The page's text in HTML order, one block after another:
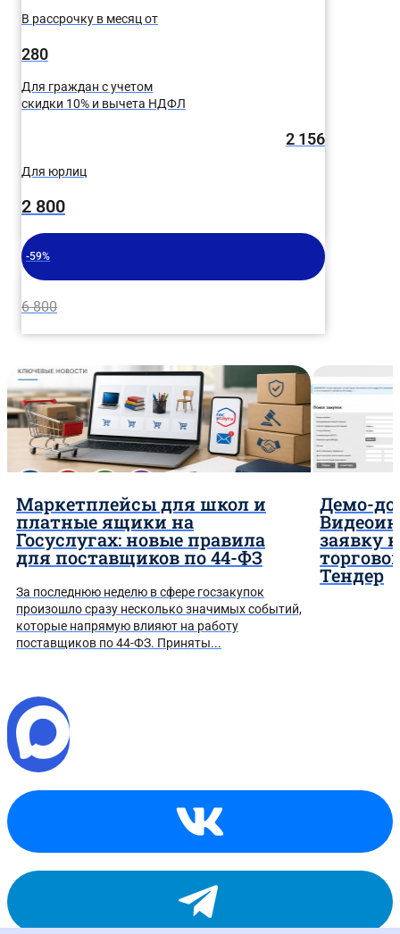
значимостью.
В рассрочку в месяц от
280
Для граждан с учетом
скидки 10% и вычета НДФЛ
2 156
Для юрлиц
2 800
-59%
6 800
Маркетплейсы для школ и
платные ящики на
Госуслугах: новые правила
для поставщиков по 44-ФЗ
За последнюю неделю в сфере госзакупок
произошло сразу несколько значимых событий,
которые напрямую влияют на работу
поставщиков по 44-ФЗ. Приняты...
Демо-
заявку
Тендер